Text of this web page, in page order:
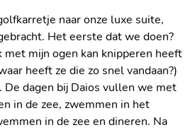
naar onze luxe suite,
Het eerste dat we doen?
met mijn ogen kan knipperen heeft
heeft ze die zo snel vandaan?)
dagen bij Daios vullen we met
in de zee, zwemmen in het
in de zee en dineren. Na